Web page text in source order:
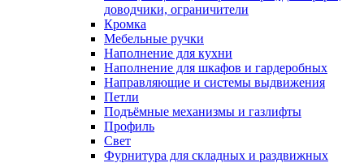
доводчики, ограничители
Кромка
Мебельные ручки
Наполнение для кухни
Наполнение для шкафов и гардеробных
Направляющие и системы выдвижения
Петли
Подъёмные механизмы и газлифты
Профиль
Свет
Фурнитура для складных и раздвижных